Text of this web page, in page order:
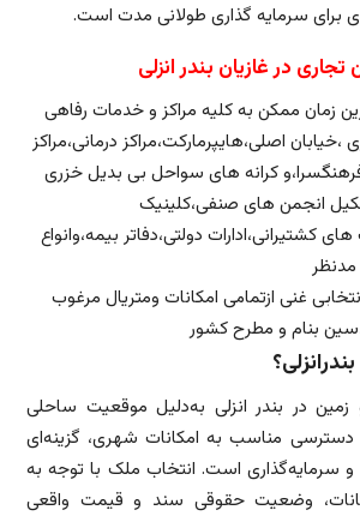
برای سرمایه گذاری طولانی مدت است.
تجاری در غازیان بندر انزلی
زمان ممکن به کلیه مراکز و خدمات رفاهی
،خیابان اصلی،هایپرمارکت،مراکز درمانی،مراکز
کرانه های سواحل بی بدیل خزری
انجمن های صنفی،کلینیک
دولتی،دفاتر بیمه،وانواع
غنی ازتمامی امکانات ومتریال مرغوب
بنام و مطرح کشور
و زمین در بندر انزلی به‌دلیل موقعیت ساحلی
مناسب به امکانات شهری، گزینه‌ای
سرمایه‌گذاری است. انتخاب ملک با توجه به
وضعیت حقوقی سند و قیمت واقعی